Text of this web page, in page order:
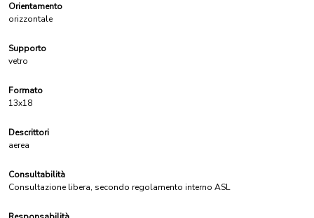
Orientamento
orizzontale
Supporto
vetro
Formato
13x18
Descrittori
aerea
Consultabilità
Consultazione libera, secondo regolamento interno ASL